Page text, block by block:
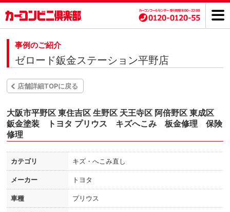
事例のご紹介
ゼロード鈑金ステーション平野店
店舗詳細TOPに戻る
大阪市平野区 東住吉区 生野区 天王寺区 阿倍野区 東成区
鈑金塗装 トヨタ プリウス キズへこみ 板金修理 保険
修理
カテゴリ キズ・へこみ直し
メーカー トヨタ
車種 プリウス